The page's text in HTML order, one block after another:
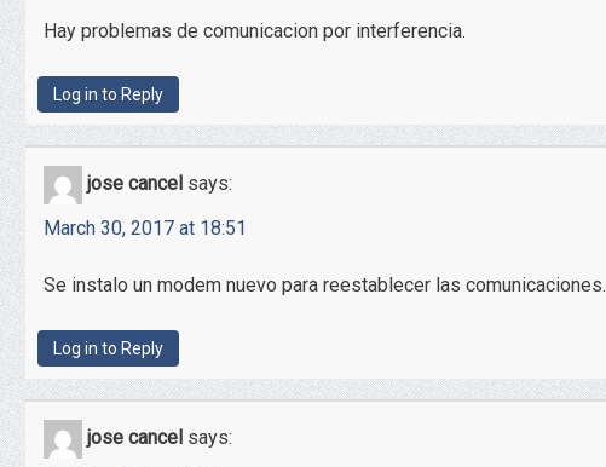
Hay problemas de comunicacion por interferencia.
Log in to Reply
jose cancel says:
March 30, 2017 at 18:51
Se instalo un modem nuevo para reestablecer las comunicaciones.
Log in to Reply
jose cancel says: